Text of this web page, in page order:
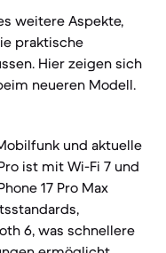
weitere Aspekte,
praktische
Hier zeigen sich
neueren Modell.
und aktuelle
ist mit Wi-Fi 7 und
17 Pro Max
6, was schnellere